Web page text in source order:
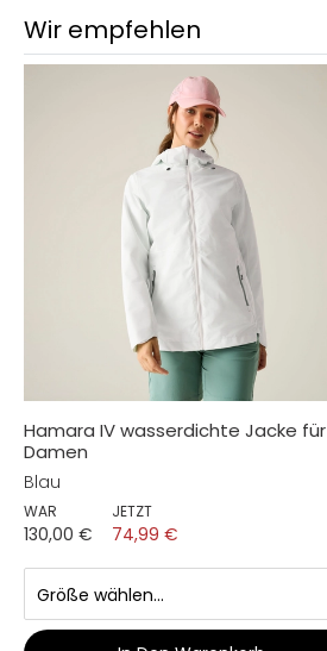
Wir empfehlen
Hamara IV wasserdichte Jacke für
Damen
Blau
WAR
130,00 €
JETZT
74,99 €